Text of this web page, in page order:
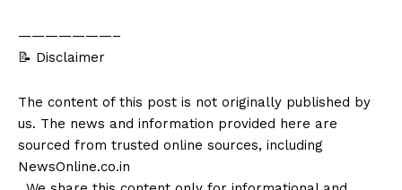
———————–
📝 Disclaimer
The content of this post is not originally published by
us. The news and information provided here are
sourced from trusted online sources, including
NewsOnline.co.in